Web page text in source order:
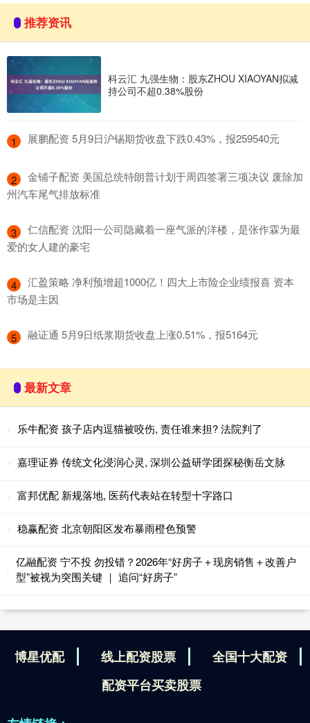
推荐资讯
科云汇 九强生物：股东ZHOU XIAOYAN拟减
持公司不超0.38%股份
1 ​展鹏配资 5月9日沪锡期货收盘下跌0.43%，报259540元
2
​金铺子配资 美国总统特朗普计划于周四签署三项决议 废除加
州汽车尾气排放标准
3
​仁信配资 沈阳一公司隐藏着一座气派的洋楼，是张作霖为最
爱的女人建的豪宅
4
​汇盈策略 净利预增超1000亿！四大上市险企业绩报喜 资本
市场是主因
5 ​融证通 5月9日纸浆期货收盘上涨0.51%，报5164元
最新文章
乐牛配资 孩子店内逗猫被咬伤, 责任谁来担? 法院判了
嘉理证券 传统文化浸润心灵, 深圳公益研学团探秘衡岳文脉
富邦优配 新规落地, 医药代表站在转型十字路口
稳赢配资 北京朝阳区发布暴雨橙色预警
亿融配资 宁不投 勿投错？2026年“好房子＋现房销售＋改善户
型”被视为突围关键 ｜ 追问“好房子”
博星优配 线上配资股票
全国十大配资
配资平台买卖股票